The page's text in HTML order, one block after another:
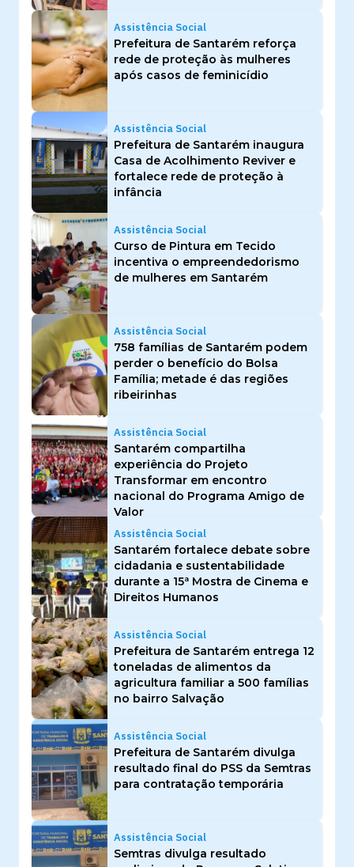
Assistência Social
Prefeitura de Santarém reforça
rede de proteção às mulheres
após casos de feminicídio
Assistência Social
Prefeitura de Santarém inaugura
Casa de Acolhimento Reviver e
fortalece rede de proteção à
infância
Assistência Social
Curso de Pintura em Tecido
incentiva o empreendedorismo
de mulheres em Santarém
Assistência Social
758 famílias de Santarém podem
perder o benefício do Bolsa
Família; metade é das regiões
ribeirinhas
Assistência Social
Santarém compartilha
experiência do Projeto
Transformar em encontro
nacional do Programa Amigo de
Valor
Assistência Social
Santarém fortalece debate sobre
cidadania e sustentabilidade
durante a 15ª Mostra de Cinema e
Direitos Humanos
Assistência Social
Prefeitura de Santarém entrega 12
toneladas de alimentos da
agricultura familiar a 500 famílias
no bairro Salvação
Assistência Social
Prefeitura de Santarém divulga
resultado final do PSS da Semtras
para contratação temporária
Assistência Social
Semtras divulga resultado